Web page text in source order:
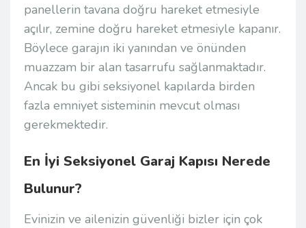
panellerin tavana doğru hareket etmesiyle
açılır, zemine doğru hareket etmesiyle kapanır.
Böylece garajın iki yanından ve önünden
muazzam bir alan tasarrufu sağlanmaktadır.
Ancak bu gibi seksiyonel kapılarda birden
fazla emniyet sisteminin mevcut olması
gerekmektedir.
En İyi Seksiyonel Garaj Kapısı Nerede
Bulunur?
Evinizin ve ailenizin güvenliği bizler için çok